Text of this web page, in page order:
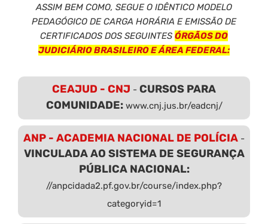
ASSIM BEM COMO, SEGUE O IDÊNTICO MODELO
PEDAGÓGICO DE CARGA HORÁRIA E EMISSÃO DE
CERTIFICADOS DOS SEGUINTES ÓRGÃOS DO
JUDICIÁRIO BRASILEIRO E ÁREA FEDERAL:
CEAJUD - CNJ - CURSOS PARA
COMUNIDADE: www.cnj.jus.br/eadcnj/
ANP - ACADEMIA NACIONAL DE POLÍCIA -
VINCULADA AO SISTEMA DE SEGURANÇA
PÚBLICA NACIONAL:
//anpcidada2.pf.gov.br/course/index.php?
categoryid=1